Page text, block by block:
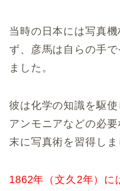
当時の日本には写真
ず、彦馬は自らの手
ました。
彼は化学の知識を駆
アンモニアなどの必
末に写真術を習得しま
1862年（文久2年）に